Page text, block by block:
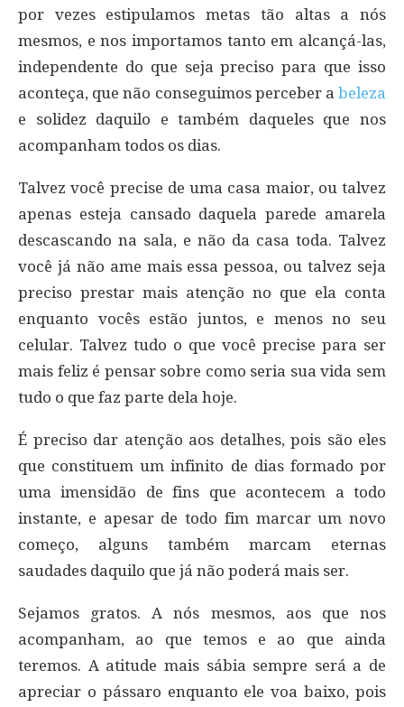
por vezes estipulamos metas tão altas a nós
mesmos, e nos importamos tanto em alcançá-las,
independente do que seja preciso para que isso
aconteça, que não conseguimos perceber a beleza
e solidez daquilo e também daqueles que nos
acompanham todos os dias.
Talvez você precise de uma casa maior, ou talvez
apenas esteja cansado daquela parede amarela
descascando na sala, e não da casa toda. Talvez
você já não ame mais essa pessoa, ou talvez seja
preciso prestar mais atenção no que ela conta
enquanto vocês estão juntos, e menos no seu
celular. Talvez tudo o que você precise para ser
mais feliz é pensar sobre como seria sua vida sem
tudo o que faz parte dela hoje.
É preciso dar atenção aos detalhes, pois são eles
que constituem um infinito de dias formado por
uma imensidão de fins que acontecem a todo
instante, e apesar de todo fim marcar um novo
começo, alguns também marcam eternas
saudades daquilo que já não poderá mais ser.
Sejamos gratos. A nós mesmos, aos que nos
acompanham, ao que temos e ao que ainda
teremos. A atitude mais sábia sempre será a de
apreciar o pássaro enquanto ele voa baixo, pois